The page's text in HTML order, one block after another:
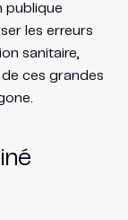
publique
les erreurs
sanitaire,
ces grandes